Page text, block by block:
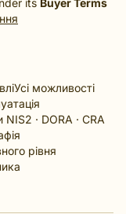
its Buyer Terms
Усі можливості
NIS2 · DORA · CRA
рівня